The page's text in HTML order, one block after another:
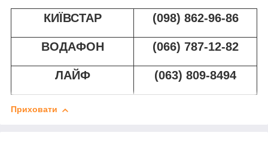
КИЇВСТАР
(098) 862-96-86
ВОДАФОН (066) 787-12-82
ЛАЙФ (063) 809-8494
Приховати